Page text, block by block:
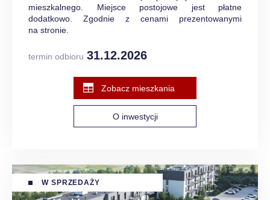
mieszkalnego. Miejsce postojowe jest płatne
dodatkowo. Zgodnie z cenami prezentowanymi
na stronie.
termin odbioru 31.12.2026
Zobacz mieszkania
O inwestycji
W SPRZEDAŻY